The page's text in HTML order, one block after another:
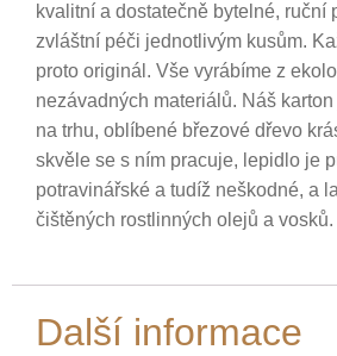
kvalitní a dostatečně bytelné, ruční
zvláštní péči jednotlivým kusům.
proto originál. Vše vyrábíme z
nezávadných materiálů. Náš
na trhu, oblíbené březové dřevo
skvěle se s ním pracuje, lepidlo je
potravinářské a tudíž neškodné, a
čištěných rostlinných olejů a vosků.
Další informace